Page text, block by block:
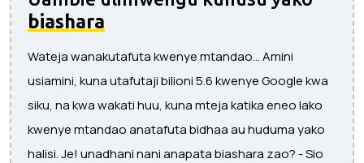
biashara
Wateja wanakutafuta kwenye mtandao... Amini
usiamini, kuna utafutaji bilioni 5.6 kwenye Google kwa
siku, na kwa wakati huu, kuna mteja katika eneo lako
kwenye mtandao anatafuta bidhaa au huduma yako
halisi. Je! unadhani nani anapata biashara zao? - Sio